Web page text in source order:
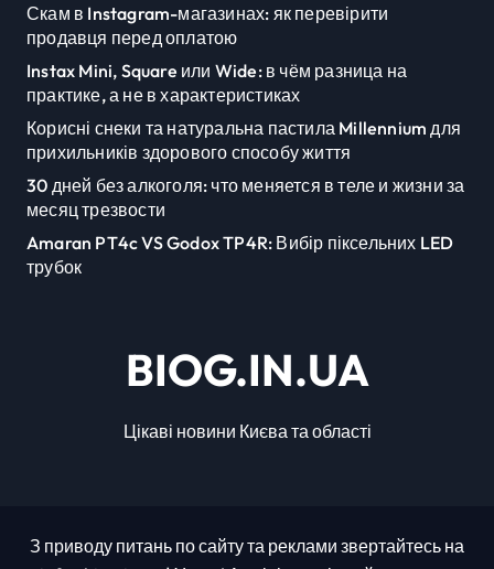
Скам в Instagram-магазинах: як перевірити
продавця перед оплатою
Instax Mini, Square или Wide: в чём разница на
практике, а не в характеристиках
Корисні снеки та натуральна пастила Millennium для
прихильників здорового способу життя
30 дней без алкоголя: что меняется в теле и жизни за
месяц трезвости
Amaran PT4c VS Godox TP4R: Вибір піксельних LED
трубок
BIOG.IN.UA
Цікаві новини Києва та області
З приводу питань по сайту та реклами звертайтесь на